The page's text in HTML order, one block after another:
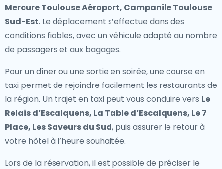
Mercure Toulouse Aéroport, Campanile Toulouse
Sud-Est. Le déplacement s’effectue dans des
conditions fiables, avec un véhicule adapté au nombre
de passagers et aux bagages.
Pour un dîner ou une sortie en soirée, une course en
taxi permet de rejoindre facilement les restaurants de
la région. Un trajet en taxi peut vous conduire vers Le
Relais d’Escalquens, La Table d’Escalquens, Le 7
Place, Les Saveurs du Sud, puis assurer le retour à
votre hôtel à l’heure souhaitée.
Lors de la réservation, il est possible de préciser le